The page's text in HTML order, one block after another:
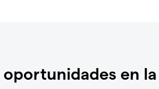
oportunidades en